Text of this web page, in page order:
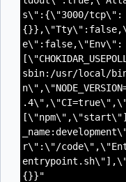
s\":{\"3000/tcp\":
e\":false,\"Env\":
sbin:/usr/local/
r\":\"/
{}}"